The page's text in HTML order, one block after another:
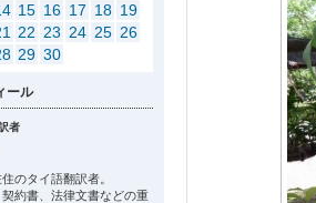
15 16 17 18 19
22 23 24 25 26
29 30
ール
者
のタイ語翻訳者。
契約書、法律文書などの重